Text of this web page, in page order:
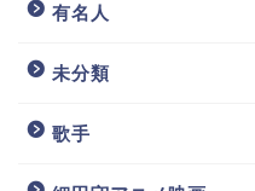
有名人
未分類
歌手